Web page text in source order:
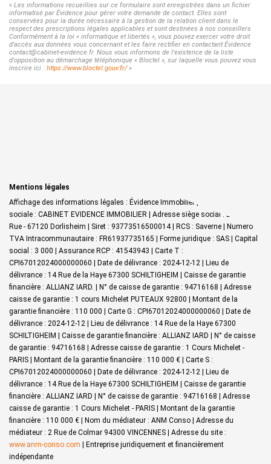
« Les informations recueillies sur ce formulaire sont enregistrées dans un fichier
informatisé par Évidence pour gérer votre demande de contact. Elles sont
conservées pour la durée nécessaire à la gestion de la relation client dans le
respect des prescriptions légales applicables et sont destinées à nos conseillers
Conformément à la loi « informatique et libertés », vous pouvez exercer votre droit
d'accès aux données vous concernant et les faire rectifier en contactant Évidence
contact@cabinet-evidence.fr. Nous vous informons de l'existence de la liste
d'opposition au démarchage téléphonique « Bloctel », sur laquelle vous pouvez vous
inscrire ici : https://www.bloctel.gouv.fr/»
Mentions légales
Affichage des informations légales : Évidence Immobilier | Raison
sociale : CABINET EVIDENCE IMMOBILIER | Adresse siège social : 27 Grand
Rue - 67120 Dorlisheim | Siret : 93773516500014 | RCS : Saverne | Numero
TVA Intracommunautaire : FR61937735165 | Forme juridique : SAS | Capital
social : 3 000 | Assurance RCP : 41543943 | Carte T :
CPI67012024000000060 | Date de délivrance : 2024-12-12 | Lieu de
délivrance : 14 Rue de la Haye 67300 SCHILTIGHEIM | Caisse de garantie
financière : ALLIANZ IARD. | N° de caisse de garantie : 94716168 | Adresse
caisse de garantie : 1 cours Michelet PUTEAUX 92800 | Montant de la
garantie financière : 110 000 | Carte G : CPI67012024000000060 | Date de
délivrance : 2024-12-12 | Lieu de délivrance : 14 Rue de la Haye 67300
SCHILTIGHEIM | Caisse de garantie financière : ALLIANZ IARD | N° de caisse
de garantie : 94716168 | Adresse caisse de garantie : 1 Cours Michelet -
PARIS | Montant de la garantie financière : 110 000 € | Carte S :
CPI67012024000000060 | Date de délivrance : 2024-12-12 | Lieu de
délivrance : 14 Rue de la Haye 67300 SCHILTIGHEIM | Caisse de garantie
financière : ALLIANZ IARD | N° de caisse de garantie : 94716168 | Adresse
caisse de garantie : 1 Cours Michelet - PARIS | Montant de la garantie
financière : 110 000 € | Nom du médiateur : ANM Conso | Adresse du
médiateur : 2 Rue de Colmar 94300 VINCENNES | Adresse du site :
www.anm-conso.com | Entreprise juridiquement et financièrement
indépendante